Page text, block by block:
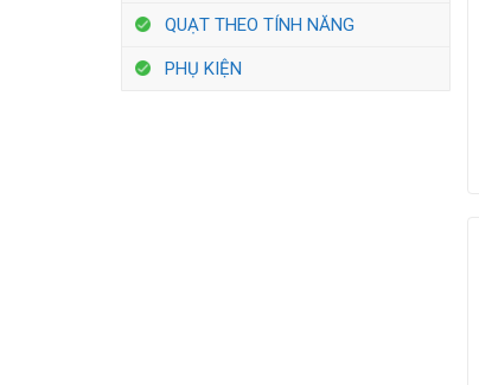
QUẠT THEO TÍNH NĂNG
PHỤ KIỆN